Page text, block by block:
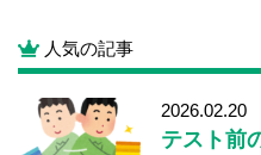
人気の記事
2026.02.20
テスト前